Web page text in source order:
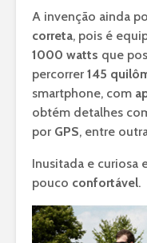
A invenção ainda
correta, pois é
1000 watts que
percorrer 145
smartphone, com
obtém detalhes
por GPS, entre
Inusitada e curiosa
pouco confortável.